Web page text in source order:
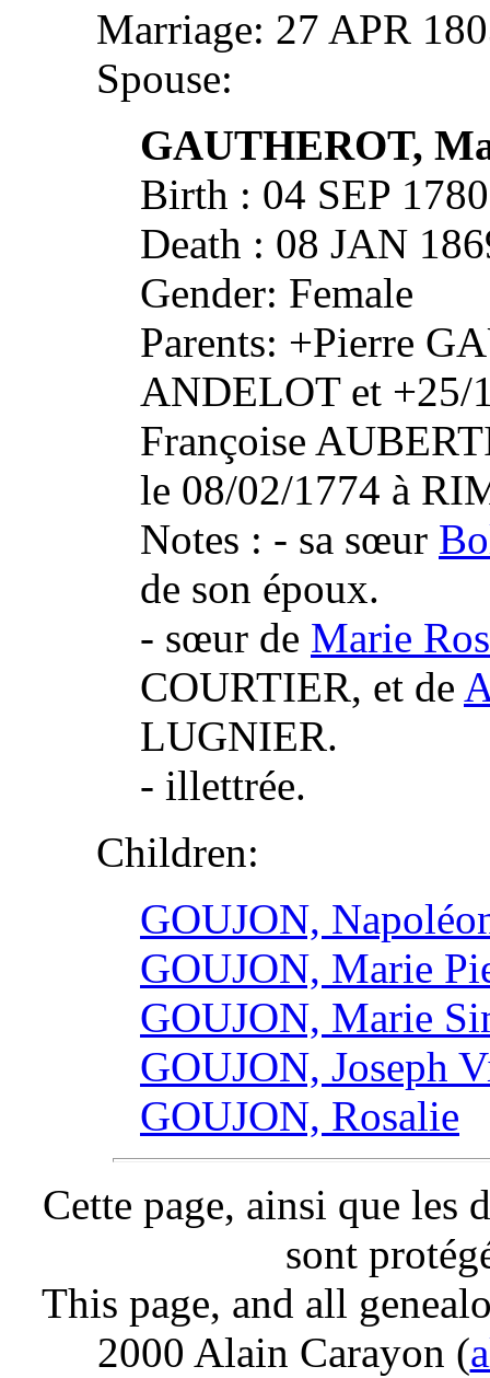
Marriage: 27 APR
Spouse:
GAUTHEROT,
Birth : 04 SEP
Death : 08 JAN
Gender: Female
Parents: +Pierre
ANDELOT et +25/
Françoise
le 08/02/1774 à
Notes : - sa sœur
de son époux.
- sœur de Marie
COURTIER, et de
LUGNIER.
- illettrée.
Children:
GOUJON,
GOUJON, Marie
GOUJON, Marie
GOUJON, Joseph
GOUJON, Rosalie
Cette page, ainsi que les
sont
This page, and all
2000 Alain Carayon (